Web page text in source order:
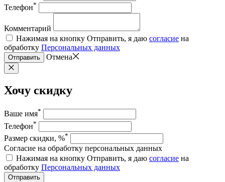
Телефон*
Комментарий
Нажимая на кнопку Отправить, я даю согласие на
обработку Персональных данных
Отправить Отмена
Хочу скидку
Ваше имя*
Телефон*
Размер скидки, %*
Согласие на обработку персональных данных
Нажимая на кнопку Отправить, я даю согласие на
обработку Персональных данных
Отправить